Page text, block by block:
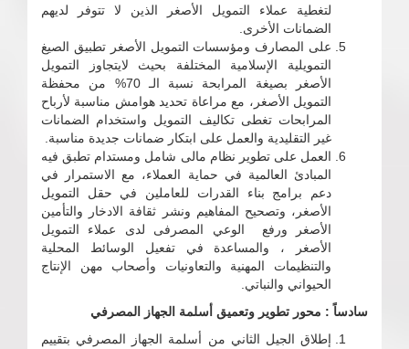
لتغطية عملاء التمويل الأصغر الذين لا تتوفر لديهم
الضمانات الأخرى.
على المصارف ومؤسسات التمويل الأصغر تطبيق الصيغ
التمويلية الإسلامية المختلفة بحيث لايتجاوز التمويل
الأصغر بصيغة المرابحة نسبة الـ 70% من محفظة
التمويل الأصغر، مع مراعاة تحديد هوامش مناسبة لأرباح
المرابحات تغطى تكاليف التمويل واستخدام الضمانات
غير التقليدية والعمل على ابتكار ضمانات جديدة مناسبة.
العمل على تطوير نظام مالى شامل ومستدام تطبق فيه
المبادئ العالمية في حماية العملاء، مع الاستمرار في
دعم برامج بناء القدرات للعاملين في حقل التمويل
الأصغر، وتصحيح المفاهيم ونشر ثقافة الادخار والتأمين
الأصغر ورفع الوعي المصرفى لدى عملاء التمويل
الأصغر ، والمساعدة في تفعيل الوسائط المحلية
والتنظيمات المهنية والتعاونيات وأصحاب مهن الإنتاج
الحيواني والنباتي.
سادساً : محور تطوير وتعميق أسلمة الجهاز المصرفي
إطلاق الجيل الثاني من أسلمة الجهاز المصرفي بتقييم